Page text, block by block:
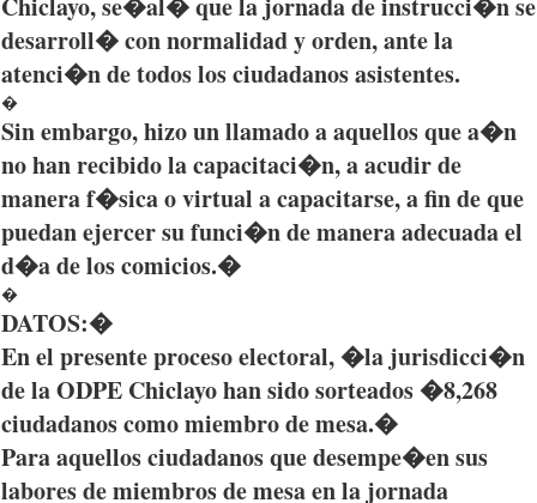
desarroll�connormalidadyorden, ante la
atenci�ndetodoslosciudadanosasistentes.
�
Sin embargo,hizounllamadoaaquellosquea�n
nohanrecibidolacapacitaci�n, aacudirde
maneraf�sicao virtual acapacitarse, a fin deque
puedanejercersufunci�ndemaneraadecuadael
d�ade loscomicios.�
�
DATOS:�
En el presenteprocesoelectoral, �la jurisdicci�n
de laODPE Chiclayohansidosorteados �8,268
ciudadanoscomomiembrode mesa.�
Paraaquellosciudadanosquedesempe�ensus
laboresdemiembrosde mesa en la jornada